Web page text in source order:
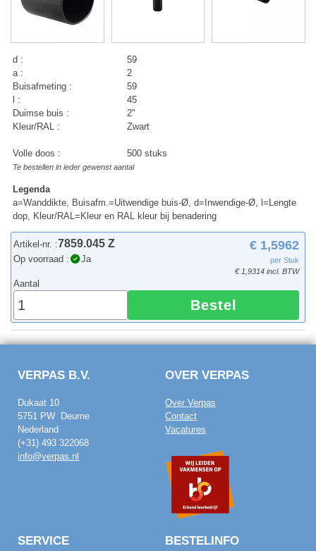
d :
59
a :
2
Buisafmeting :
59
l :
45
Duimse buis :
2"
Kleur/RAL :
Zwart
Volle doos : 500 stuks
Te bestellen in ieder gewenst aantal
Legenda
a=Wanddikte, Buisafm.=Uitwendige buis-Ø, d=Inwendige-Ø, l=Lengte
dop, Kleur/RAL=Kleur en RAL kleur bij benadering
Artikel-nr. :7859.045 Z
Op voorraad : Ja
€ 1,5962
per Stuk
€ 1,9314 incl. BTW
Aantal
Bestel
VERPAS B.V.
Dukaat 10
5751 PW Deurne
Nederland
(+31) 493 322068
info@verpas.nl
OVER VERPAS
Over Verpas
Contact
Vacatures
SERVICE BESTELINFO